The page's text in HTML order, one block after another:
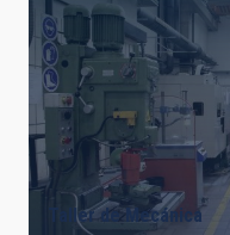
Taller de Mecánica